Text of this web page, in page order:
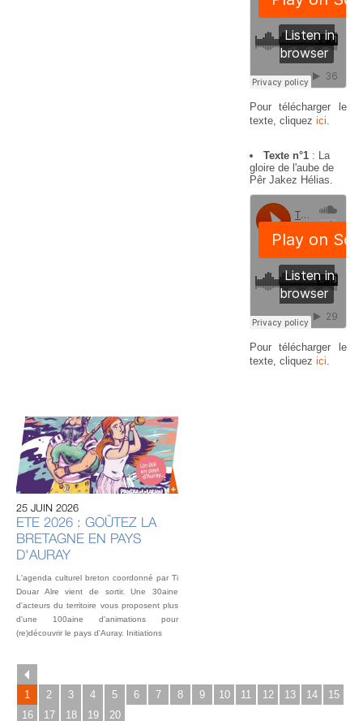
Pour télécharger le
texte, cliquez ici.
Texte n°1 : La
gloire de l'aube de
Pêr Jakez Hélias.
Pour télécharger le
texte, cliquez ici.
25 JUIN 2026
ETE 2026 : GOÛTEZ LA
BRETAGNE EN PAYS
D'AURAY
L'agenda culturel breton coordonné par Ti
Douar Alre vient de sortir. Une 30aine
d'acteurs du territoire vous proposent plus
d'une 100aine d'animations pour
(re)découvrir le pays d'Auray. Initiations
1 2 3 4 5 6 7 8 9 10 11 12 13 14
15
16
17 18 19 20